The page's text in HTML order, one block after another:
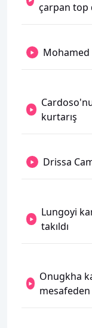
çarpan top
Mohamed
kurtarış
Drissa
Lungoyi
takıldı
Onugkha
mesafeden